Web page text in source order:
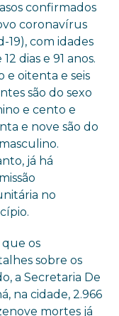
confirmados
coronavírus
19), com idades
dias e 91 anos.
e oitenta e seis
são do sexo
e cento e
e nove são do
já há
no
os
sobre os
a Secretaria De
na cidade, 2.966
mortes já